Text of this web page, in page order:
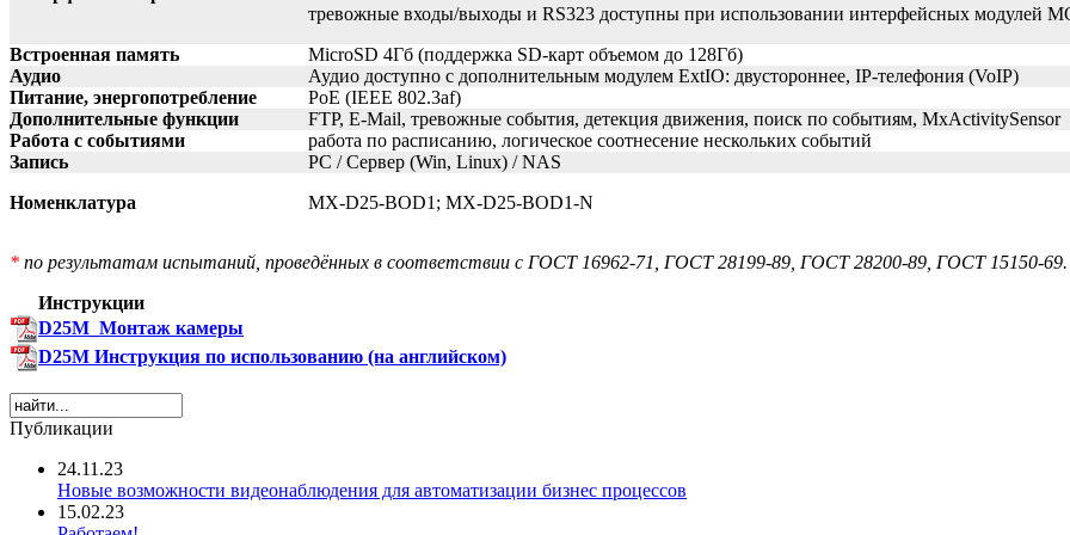
тревожные входы/выходы и RS323 доступны при использовании интерфейсных модулей
Встроенная память
MicroSD 4Гб (поддержка SD-карт объемом до 128Гб)
Аудио
Аудио доступно с дополнительным модулем ExtIO: двустороннее, IP-телефония (VoIP)
Питание, энергопотребление
PoE (IEEE 802.3af)
Дополнительные функции
FTP, E-Mail, тревожные события, детекция движения, поиск по событиям, MxActivitySensor
Работа с событиями
работа по расписанию, логическое соотнесение нескольких событий
Запись
PC / Сервер (Win, Linux) / NAS
Номенклатура
MX-D25-BOD1; MX-D25-BOD1-N
* по результатам испытаний, проведённых в соответствии с ГОСТ 16962-71, ГОСТ 28199-89, ГОСТ 28200-89, ГОСТ 15150-69.
Инструкции
D25M_Монтаж камеры
D25M Инструкция по использованию (на английском)
Публикации
24.11.23
Новые возможности видеонаблюдения для автоматизации бизнес процессов
15.02.23